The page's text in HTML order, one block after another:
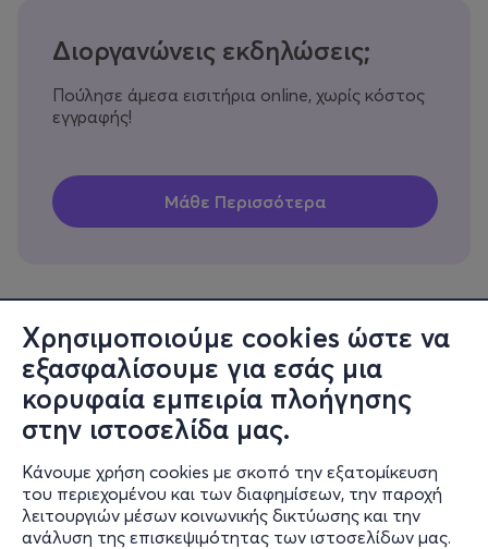
Χρησιμοποιούμε cookies ώστε να
εξασφαλίσουμε για εσάς μια
κορυφαία εμπειρία πλοήγησης
στην ιστοσελίδα μας.
Κάνουμε χρήση cookies με σκοπό την εξατομίκευση
του περιεχομένου και των διαφημίσεων, την παροχή
λειτουργιών μέσων κοινωνικής δικτύωσης και την
ανάλυση της επισκεψιμότητας των ιστοσελίδων μας.
Διοργανώνεις εκδηλώσεις;
Πούλησε άμεσα εισιτήρια online, χωρίς κόστος
εγγραφής!
Πληροφορίες
Υποστήριξη
Stay Connected